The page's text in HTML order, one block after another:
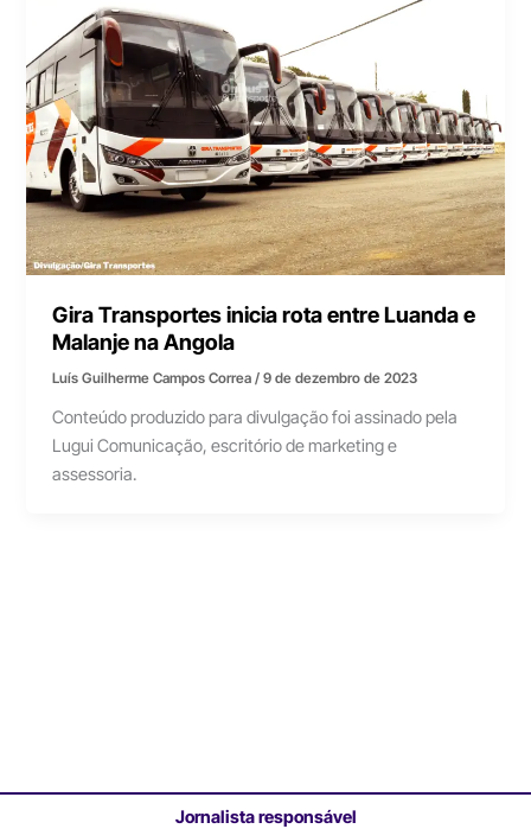
Gira Transportes inicia rota entre Luanda e
Malanje na Angola
Luís Guilherme Campos Correa/9 de dezembro de 2023
Conteúdo produzido para divulgação foi assinado pela
Lugui Comunicação, escritório de marketing e
assessoria.
Jornalista responsável